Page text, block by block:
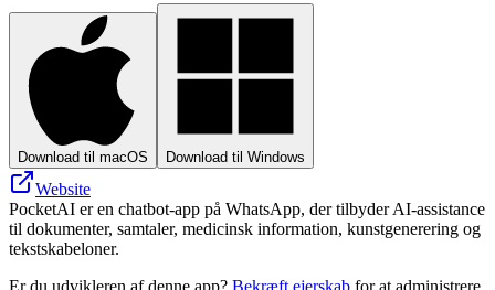
Download til macOS Download til Windows
Website
PocketAI er en chatbot-app på WhatsApp, der tilbyder AI-assistance
til dokumenter, samtaler, medicinsk information, kunstgenerering og
tekstskabeloner.
Er du udvikleren af denne app? Bekræft ejerskab for at administrere